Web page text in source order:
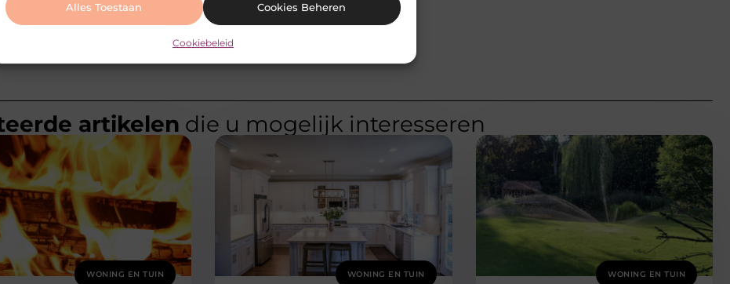
Alles Toestaan Cookies Beheren
Cookiebeleid
artikelen die u mogelijk interesseren
WONING EN TUIN WONING EN TUIN WONING EN TUIN